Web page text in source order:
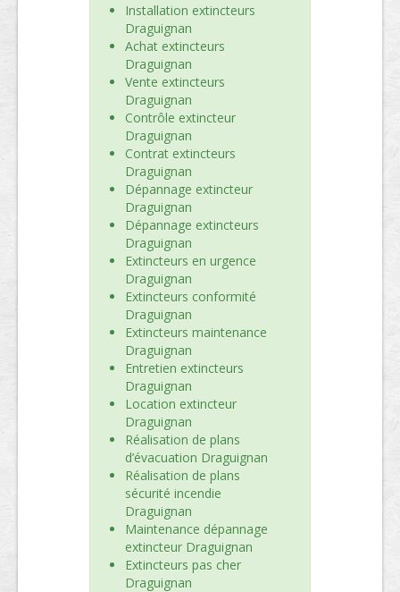
Installation extincteurs
Draguignan
Achat extincteurs
Draguignan
Vente extincteurs
Draguignan
Contrôle extincteur
Draguignan
Contrat extincteurs
Draguignan
Dépannage extincteur
Draguignan
Dépannage extincteurs
Draguignan
Extincteurs en urgence
Draguignan
Extincteurs conformité
Draguignan
Extincteurs maintenance
Draguignan
Entretien extincteurs
Draguignan
Location extincteur
Draguignan
Réalisation de plans
d’évacuation Draguignan
Réalisation de plans
sécurité incendie
Draguignan
Maintenance dépannage
extincteur Draguignan
Extincteurs pas cher
Draguignan